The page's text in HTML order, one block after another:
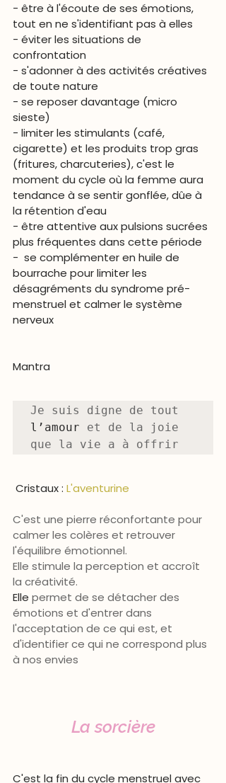
- être à l'écoute de ses émotions,
tout en ne s'identifiant pas à elles
- éviter les situations de
confrontation
- s'adonner à des activités créatives
de toute nature
- se reposer davantage (micro
sieste)
- limiter les stimulants (café,
cigarette) et les produits trop gras
(fritures, charcuteries), c'est le
moment du cycle où la femme aura
tendance à se sentir gonflée, dûe à
la rétention d'eau
- être attentive aux pulsions sucrées
plus fréquentes dans cette période
-  se complémenter en huile de
bourrache pour limiter les
désagréments du syndrome pré-
menstruel et calmer le système
nerveux
Mantra
l’amour et de la joie
que la vie a à offrir
Cristaux : L'aventurine
C'est une pierre réconfortante pour
calmer les colères et retrouver
l'équilibre émotionnel.
Elle stimule la perception et accroît
la créativité.
Elle permet de se détacher des
émotions et d'entrer dans
l'acceptation de ce qui est, et
d'identifier ce qui ne correspond plus
à nos envies
La sorcière
C'est la fin du cycle menstruel avec